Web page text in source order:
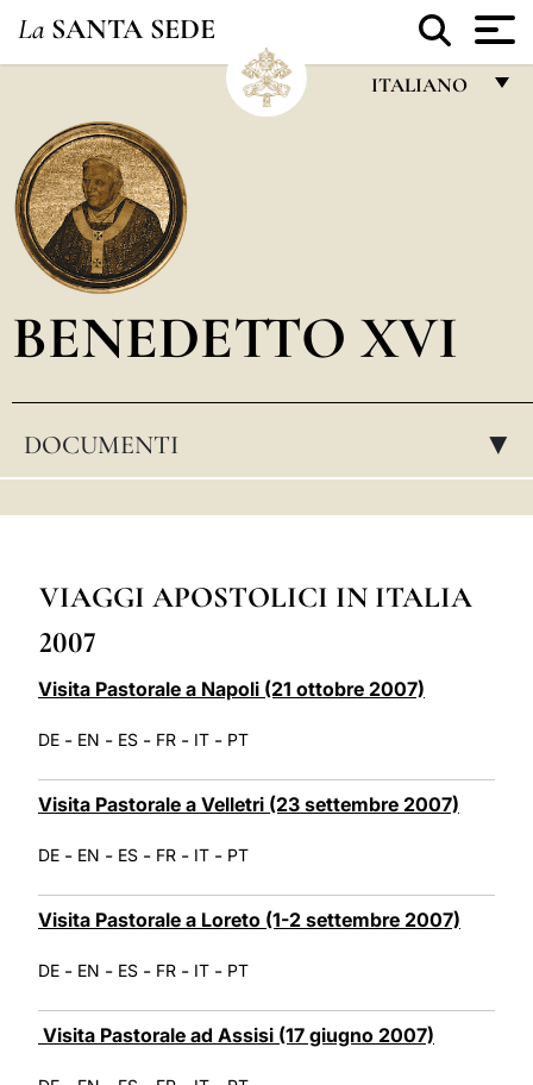
La SANTA SEDE
ITALIANO
ESPAÑOL
DEUTSCH
POLSKI
BENEDETTO XVI
DOCUMENTI ▸
VIAGGI APOSTOLICI IN ITALIA
2007
Visita Pastorale a Napoli (21 ottobre 2007)
DE - EN - ES - FR - IT - PT
Visita Pastorale a Velletri (23 settembre 2007)
DE - EN - ES - FR - IT - PT
Visita Pastorale a Loreto (1-2 settembre 2007)
DE - EN - ES - FR - IT - PT
Visita Pastorale ad Assisi (17 giugno 2007)